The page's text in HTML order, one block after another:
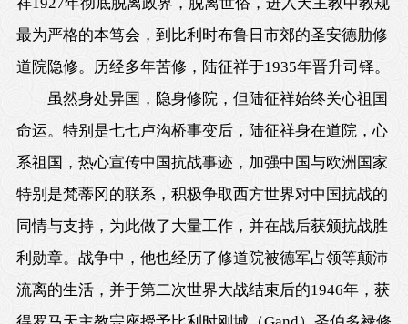
最为严格的本笃会，到比利时布鲁日市郊的圣安德肋修
道院隐修。历经多年苦修，陆征祥于1935年晋升司铎。
虽然身处异国，隐身修院，但陆征祥始终关心祖国
命运。特别是七七卢沟桥事变后，陆征祥身在道院，心
系祖国，热心宣传中国抗战事迹，加强中国与欧洲国家
特别是梵蒂冈的联系，积极争取西方世界对中国抗战的
同情与支持，为此做了大量工作，并在战后获颁抗战胜
利勋章。战争中，他也经历了修道院被德军占领等颠沛
流离的生活，并于第二次世界大战结束后的1946年，获